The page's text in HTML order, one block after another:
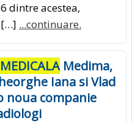
dintre acestea,
[…] ...continuare.
MEDICALAMedima,
Iana si Vlad
noua companie